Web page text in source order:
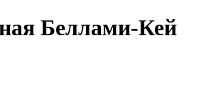
Беллами-Кей